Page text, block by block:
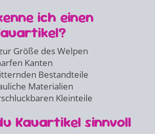
ich einen
Größe des Welpen
Kanten
Bestandteile
Materialien
Kleinteile
Kauartikel sinnvoll